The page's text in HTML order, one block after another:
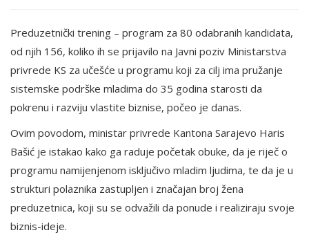
Preduzetnički trening – program za 80 odabranih kandidata,
od njih 156, koliko ih se prijavilo na Javni poziv Ministarstva
privrede KS za učešće u programu koji za cilj ima pružanje
sistemske podrške mladima do 35 godina starosti da
pokrenu i razviju vlastite biznise, počeo je danas.
Ovim povodom, ministar privrede Kantona Sarajevo Haris
Bašić je istakao kako ga raduje početak obuke, da je riječ o
programu namijenjenom isključivo mladim ljudima, te da je u
strukturi polaznika zastupljen i značajan broj žena
preduzetnica, koji su se odvažili da ponude i realiziraju svoje
biznis-ideje.